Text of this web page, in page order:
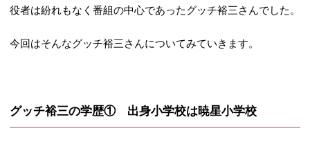
役者は紛れもなく番組の中心であったグッチ裕三さんでした。
今回はそんなグッチ裕三さんについてみていきます。
グッチ裕三の学歴① 出身小学校は暁星小学校